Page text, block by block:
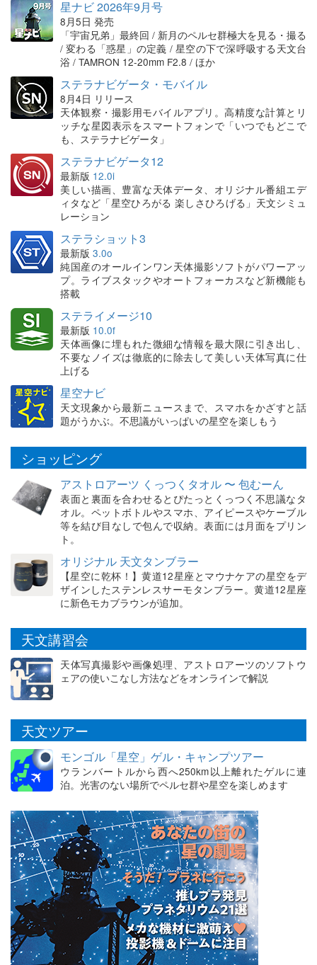
星ナビ 2026年9月号
8月5日 発売
「宇宙兄弟」最終回 / 新月のペルセ群極大を見る・撮る
/ 変わる「惑星」の定義 / 星空の下で深呼吸する天文台
浴 / TAMRON 12-20mm F2.8 / ほか
ステラナビゲータ・モバイル
8月4日 リリース
天体観察・撮影用モバイルアプリ。高精度な計算とリ
ッチな星図表示をスマートフォンで「いつでもどこで
も、ステラナビゲータ」
ステラナビゲータ12
最新版 12.0i
美しい描画、豊富な天体データ、オリジナル番組エデ
ィタなど「星空ひろがる 楽しさひろげる」天文シミュ
レーション
ステラショット3
最新版 3.0o
純国産のオールインワン天体撮影ソフトがパワーアッ
プ。ライブスタックやオートフォーカスなど新機能も
搭載
ステライメージ10
最新版 10.0f
天体画像に埋もれた微細な情報を最大限に引き出し、
不要なノイズは徹底的に除去して美しい天体写真に仕
上げる
星空ナビ
天文現象から最新ニュースまで、スマホをかざすと話
題がうかぶ。不思議がいっぱいの星空を楽しもう
ショッピング
アストロアーツ くっつくタオル 〜 包むーん
表面と裏面を合わせるとぴたっとくっつく不思議なタ
オル。ペットボトルやスマホ、アイピースやケーブル
等を結び目なしで包んで収納。表面には月面をプリン
ト。
オリジナル 天文タンブラー
【星空に乾杯！】黄道12星座とマウナケアの星空をデ
ザインしたステンレスサーモタンブラー。黄道12星座
に新色モカブラウンが追加。
天文講習会
天体写真撮影や画像処理、アストロアーツのソフトウ
ェアの使いこなし方法などをオンラインで解説
天文ツアー
モンゴル「星空」ゲル・キャンプツアー
ウランバートルから西へ250km以上離れたゲルに連
泊。光害のない場所でペルセ群や星空を楽しめます